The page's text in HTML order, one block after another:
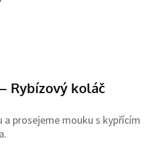
Rybízový koláč
a prosejeme mouku s kypřícím